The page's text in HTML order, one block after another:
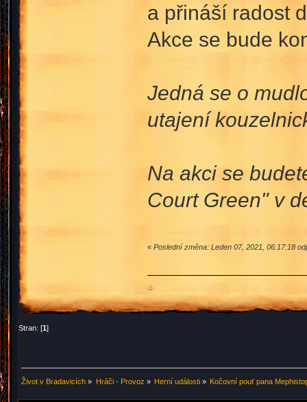
a přináší radost
Akce se bude
Jedná se o
utajení
Na akci se
Court Green" v
« Poslední změna: Leden 07, 2021, 06:17:18
♧
Stran: [1]
Život v Bradavicích » Hráči - Provoz » Herní události» Kočovní pouť pana